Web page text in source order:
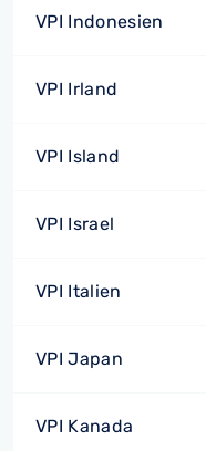
VPI Indonesien
VPI Irland
VPI Island
VPI Israel
VPI Italien
VPI Japan
VPI Kanada